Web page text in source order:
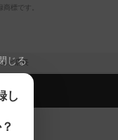
標です。
ど店長
じる
し